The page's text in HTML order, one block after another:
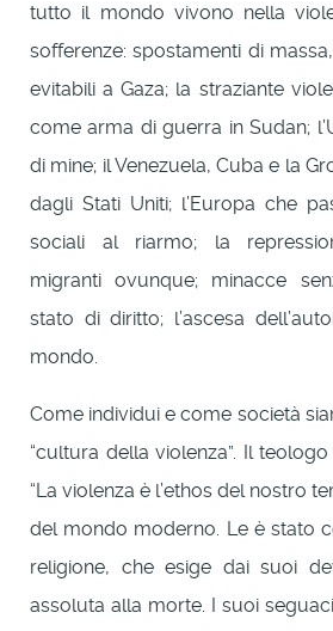
tutto il mondo vivono nella
sofferenze: spostamenti di
evitabili a Gaza; la straziante
come arma di guerra in Sudan;
di mine; il Venezuela, Cuba e la
dagli Stati Uniti; l’Europa che
sociali al riarmo; la
migranti ovunque; minacce
stato di diritto; l’ascesa
mondo.
Come individui e come società
“cultura della violenza”. Il
“La violenza è l’ethos del nostro
del mondo moderno. Le è stato
religione, che esige dai suoi
assoluta alla morte. I suoi